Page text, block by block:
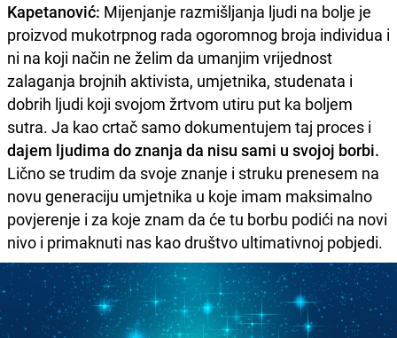
Kapetanović: Mijenjanje razmišljanja ljudi na bolje je
proizvod mukotrpnog rada ogoromnog broja individua i
ni na koji način ne želim da umanjim vrijednost
zalaganja brojnih aktivista, umjetnika, studenata i
dobrih ljudi koji svojom žrtvom utiru put ka boljem
sutra. Ja kao crtač samo dokumentujem taj proces i
dajem ljudima do znanja da nisu sami u svojoj borbi.
Lično se trudim da svoje znanje i struku prenesem na
novu generaciju umjetnika u koje imam maksimalno
povjerenje i za koje znam da će tu borbu podići na novi
nivo i primaknuti nas kao društvo ultimativnoj pobjedi.